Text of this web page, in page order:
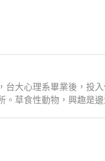
台大心理系畢業後，投
。草食性動物，興趣是